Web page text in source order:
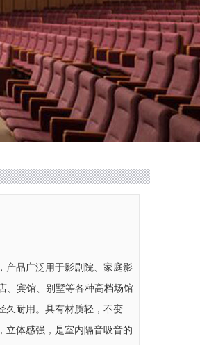
产品广泛用于影剧院、家庭影
、宾馆、别墅等各种高档场馆
久耐用。具有材质轻，不变
立体感强，是室内隔音吸音的